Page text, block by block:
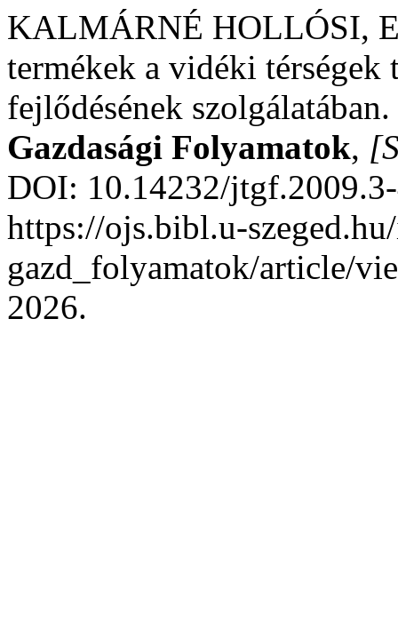
KALMÁRNÉ HOLLÓSI,
termékek a vidéki térségek
fejlődésének szolgálatában.
Gazdasági Folyamatok,
DOI: 10.14232/
https://ojs.bibl.u-
gazd_folyamatok/article/
2026.